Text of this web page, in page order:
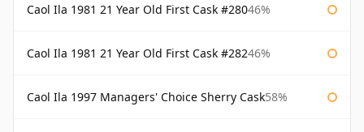
Caol Ila 1981 21 Year Old First Cask #28046%
Caol Ila 1981 21 Year Old First Cask #28246%
Caol Ila 1997 Managers' Choice Sherry Cask58%